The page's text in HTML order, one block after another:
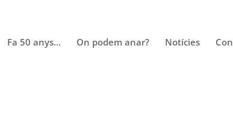
Fa 50 anys… On podem anar? Notícies